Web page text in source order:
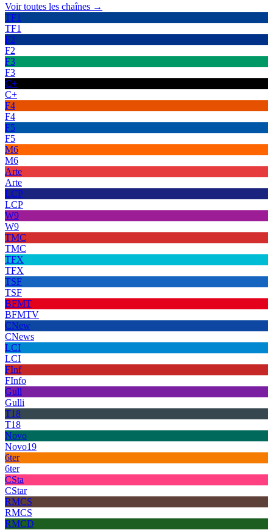
Voir toutes les chaînes →
TF1
TF1
F2
F2
F3
F3
C+
C+
F4
F4
F5
F5
M6
M6
Arte
Arte
LCP
LCP
W9
W9
TMC
TMC
TFX
TFX
TSF
TSF
BFMT
BFMTV
CNew
CNews
LCI
LCI
FInf
FInfo
Gull
Gulli
T18
T18
Novo
Novo19
6ter
6ter
CSta
CStar
RMCS
RMCS
RMCD